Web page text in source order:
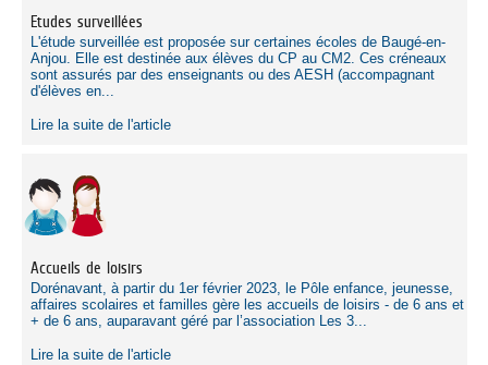
Etudes surveillées
L'étude surveillée est proposée sur certaines écoles de Baugé-en-
Anjou. Elle est destinée aux élèves du CP au CM2. Ces créneaux
sont assurés par des enseignants ou des AESH (accompagnant
d'élèves en...
Lire la suite de l'article
Accueils de loisirs
Dorénavant, à partir du 1er février 2023, le Pôle enfance, jeunesse,
affaires scolaires et familles gère les accueils de loisirs - de 6 ans et
+ de 6 ans, auparavant géré par l’association Les 3...
Lire la suite de l'article